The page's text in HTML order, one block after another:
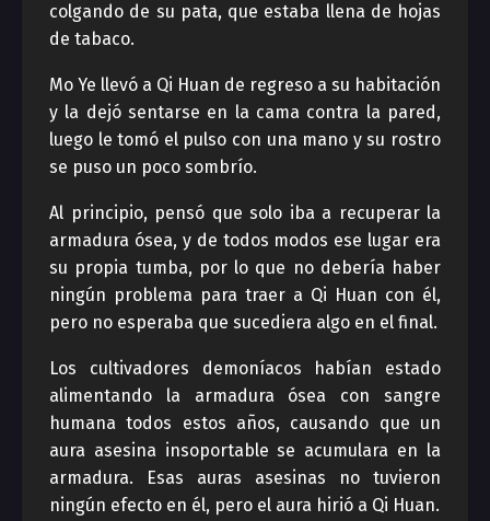
colgando de su pata, que estaba llena de hojas
de tabaco.
Mo Ye llevó a Qi Huan de regreso a su habitación
y la dejó sentarse en la cama contra la pared,
luego le tomó el pulso con una mano y su rostro
se puso un poco sombrío.
Al principio, pensó que solo iba a recuperar la
armadura ósea, y de todos modos ese lugar era
su propia tumba, por lo que no debería haber
ningún problema para traer a Qi Huan con él,
pero no esperaba que sucediera algo en el final.
Los cultivadores demoníacos habían estado
alimentando la armadura ósea con sangre
humana todos estos años, causando que un
aura asesina insoportable se acumulara en la
armadura. Esas auras asesinas no tuvieron
ningún efecto en él, pero el aura hirió a Qi Huan.